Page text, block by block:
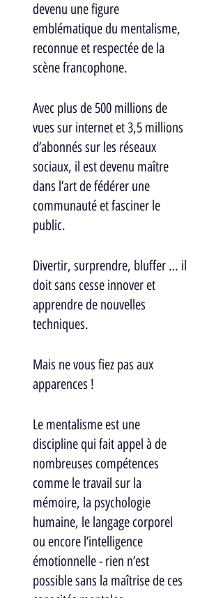
devenu une figure
emblématique du mentalisme,
reconnue et respectée de la
scène francophone.
Avec plus de 500 millions de
vues sur internet et 3,5 millions
d’abonnés sur les réseaux
sociaux, il est devenu maître
dans l’art de fédérer une
communauté et fasciner le
public.
Divertir, surprendre, bluffer … il
doit sans cesse innover et
apprendre de nouvelles
techniques.
Mais ne vous fiez pas aux
apparences !
Le mentalisme est une
discipline qui fait appel à de
nombreuses compétences
comme le travail sur la
mémoire, la psychologie
humaine, le langage corporel
ou encore l’intelligence
émotionnelle - rien n’est
possible sans la maîtrise de ces